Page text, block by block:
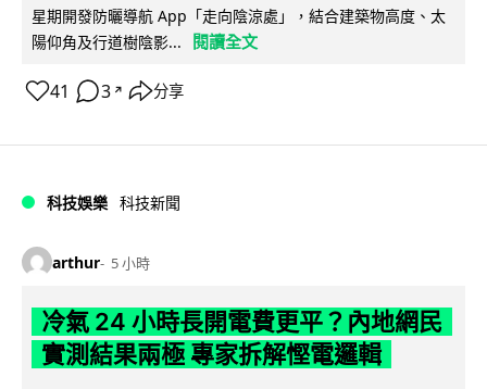
星期開發防曬導航 App「走向陰涼處」，結合建築物高度、太
陽仰角及行道樹陰影...
閱讀全文
41 3 ↗ 分享
科技娛樂 科技新聞
arthur 5 小時
冷氣 24 小時長開電費更平？內地網民
實測結果兩極 專家拆解慳電邏輯